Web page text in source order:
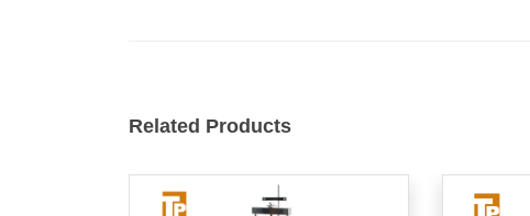
Related Products